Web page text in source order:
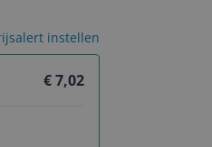
€ 7,02
instellen